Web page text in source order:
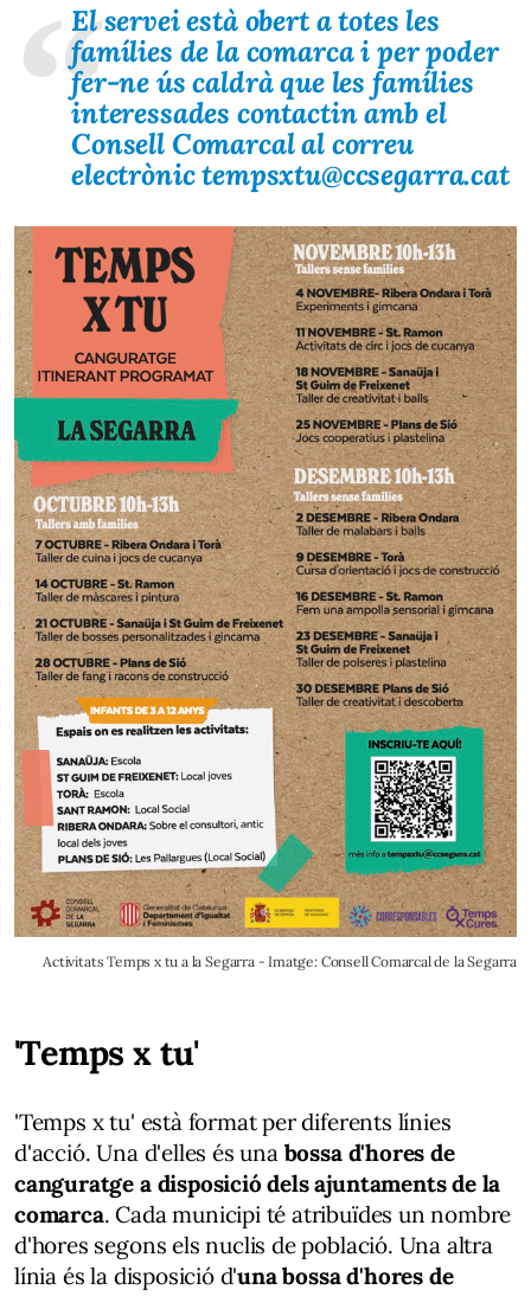
El servei està obert a totes les
famílies de la comarca i per poder
fer-ne ús caldrà que les famílies
interessades contactin amb el
Consell Comarcal al correu
electrònic tempsxtu@ccsegarra.cat
Activitats Temps x tu a la Segarra - Imatge: Consell Comarcal de la Segarra
'Temps x tu'
'Temps x tu' està format per diferents línies
d'acció. Una d'elles és una bossa d'hores de
canguratge a disposició dels ajuntaments de la
comarca. Cada municipi té atribuïdes un nombre
d'hores segons els nuclis de població. Una altra
línia és la disposició d'una bossa d'hores de